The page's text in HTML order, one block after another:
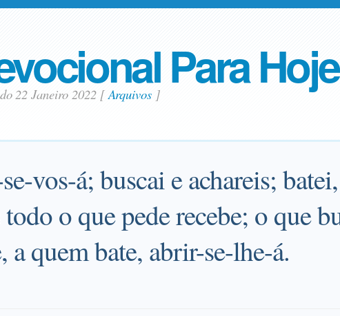
Para Hoje
22 Janeiro 2022 [Arquivos]
vos-á; buscai e achareis;
o que pede recebe; o que
a quem bate, abrir-se-lhe-á.